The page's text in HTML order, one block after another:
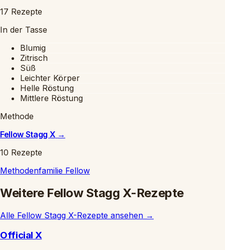
17 Rezepte
In der Tasse
Blumig
Zitrisch
Süß
Leichter Körper
Helle Röstung
Mittlere Röstung
Methode
Fellow Stagg X →
10 Rezepte
Methodenfamilie Fellow
Weitere Fellow Stagg X-Rezepte
Alle Fellow Stagg X-Rezepte ansehen →
Official X